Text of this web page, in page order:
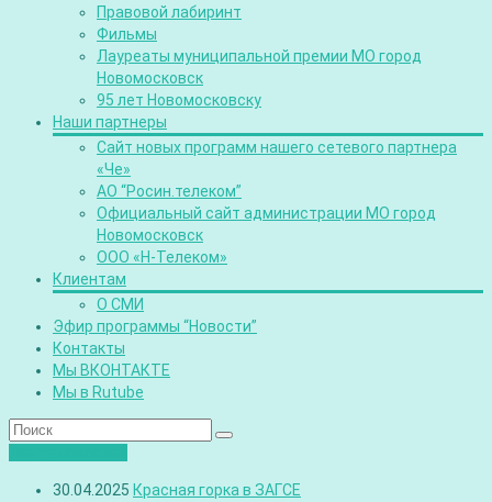
Правовой лабиринт
Фильмы
Лауреаты муниципальной премии МО город
Новомосковск
95 лет Новомосковску
Наши партнеры
Сайт новых программ нашего сетевого партнера
«Че»
АО “Росин.телеком”
Официальный сайт администрации МО город
Новомосковск
ООО «Н-Телеком»
Клиентам
О СМИ
Эфир программы “Новости”
Контакты
Мы ВКОНТАКТЕ
Мы в Rutube
30.04.2025 Красная горка в ЗАГСЕ